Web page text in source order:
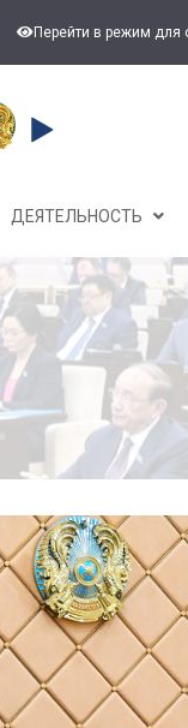
Перейти в режим
ДЕЯТЕЛЬНОСТЬ